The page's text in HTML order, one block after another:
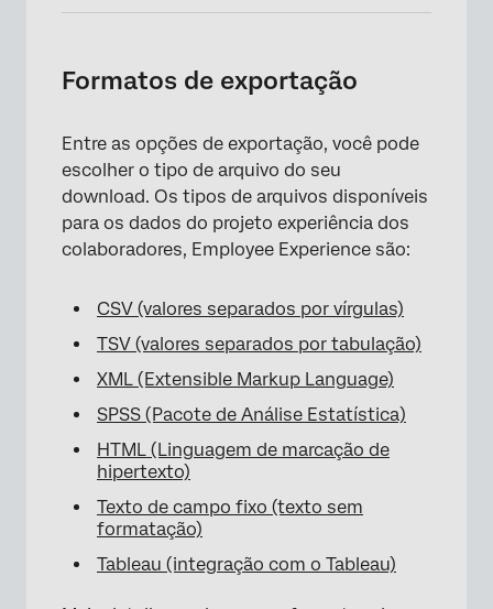
Formatos de exportação
Entre as opções de exportação, você pode
escolher o tipo de arquivo do seu
download. Os tipos de arquivos disponíveis
para os dados do projeto experiência dos
colaboradores, Employee Experience são:
CSV (valores separados por vírgulas)
TSV (valores separados por tabulação)
XML (Extensible Markup Language)
SPSS (Pacote de Análise Estatística)
HTML (Linguagem de marcação de
hipertexto)
Texto de campo fixo (texto sem
formatação)
Tableau (integração com o Tableau)